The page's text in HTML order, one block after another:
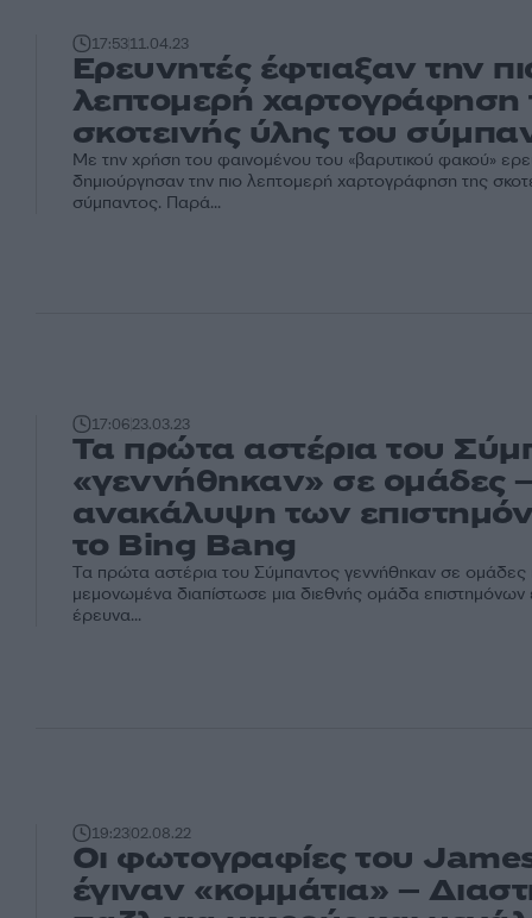
17:5311.04.23
Ερευνητές έφτιαξαν την
λεπτομερή χαρτογράφηση
σκοτεινής ύλης του
Με την χρήση του φαινομένου του «βαρυτικού φακού»
δημιούργησαν την πιο λεπτομερή χαρτογράφηση της
σύμπαντος. Παρά...
17:0623.03.23
Τα πρώτα αστέρια του
«γεννήθηκαν» σε ομάδες
ανακάλυψη των
το Bing Bang
Τα πρώτα αστέρια του Σύμπαντος γεννήθηκαν σε ομάδες
μεμονωμένα διαπίστωσε μια διεθνής ομάδα επιστημόνων
έρευνα...
19:2302.08.22
Οι φωτογραφίες του
έγιναν «κομμάτια» –